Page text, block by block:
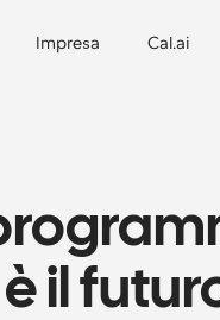
Impresa Cal.ai
il